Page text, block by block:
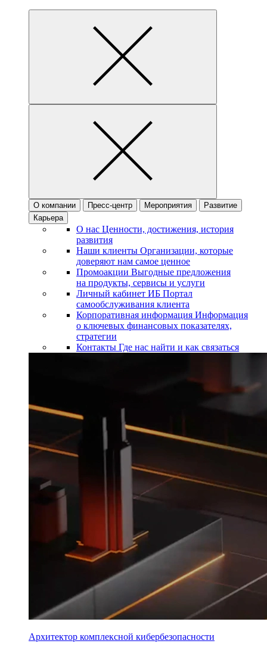
О компании Пресс-центр Мероприятия
Развитие
Карьера
О нас Ценности, достижения, история
развития
Наши клиенты Организации, которые
доверяют нам самое ценное
Промоакции Выгодные предложения
на продукты, сервисы и услуги
Личный кабинет ИБ Портал
самообслуживания клиента
Корпоративная информация Информация
о ключевых финансовых показателях,
стратегии
Контакты Где нас найти и как связаться
Архитектор комплексной кибербезопасности